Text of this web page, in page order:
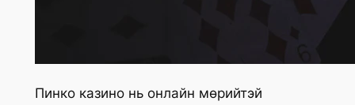
Пинко казино нь онлайн мөрийтэй